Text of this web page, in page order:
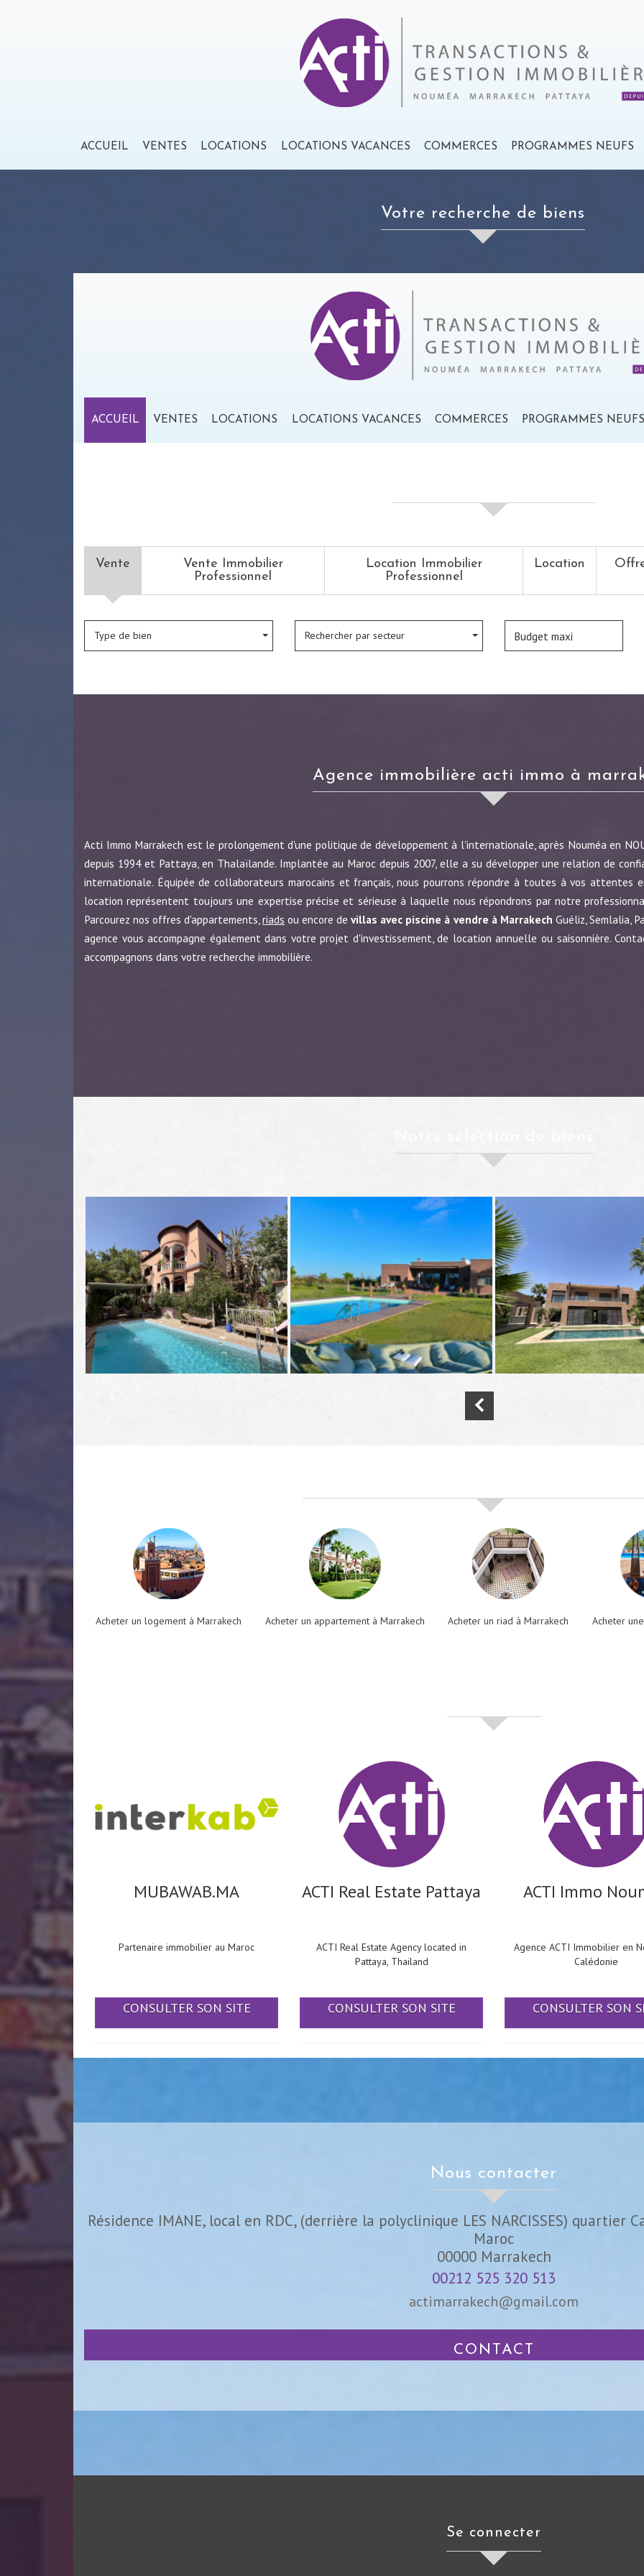
ACCUEIL VENTES LOCATIONS LOCATIONS VACANCES COMMERCES PROGRAMMES NEUFS
votre recherche de biens
ACCUEIL VENTES LOCATIONS LOCATIONS VACANCES COMMERCES PROGRAMMES
Vente
Vente Immobilier
Professionnel
Location Immobilier
Professionnel
Location
Type de bien Rechercher par secteur
agence immobilière acti immo à
Acti Immo Marrakech est le prolongement d'une politique de développement à l'internationale, après Nouméa en
depuis 1994 et Pattaya, en Thalaïlande. Implantée au Maroc depuis 2007, elle a su développer une relation de
internationale. Équipée de collaborateurs marocains et français, nous pourrons répondre à toutes à vos attentes
location représentent toujours une expertise précise et sérieuse à laquelle nous répondrons par notre
Parcourez nos offres d'appartements,riads ou encore devillas avec piscine à vendre à Marrakech Guéliz, Semlalia,
agence vous accompagne également dans votre projet d'investissement, de location annuelle ou saisonnière.
accompagnons dans votre recherche immobilière.
Acheter un logement à Marrakech Acheter un appartement à Marrakech Acheter un riad à Marrakech Acheter
MUBAWAB.MA
Partenaire immobilier au Maroc
CONSULTER SON SITE
ACTI Real Estate Pattaya
ACTI Real Estate Agency located in
Pattaya, Thailand
CONSULTER SON SITE
ACTI Immo
Agence ACTI Immobilier en
Calédonie
CONSULTER SON
nous contacter
Résidence IMANE, local en RDC, (derrière la polyclinique LES NARCISSES) quartier
Maroc
00000 Marrakech
00212 525 320 513
actimarrakech@gmail.com
CONTACT
se connecter